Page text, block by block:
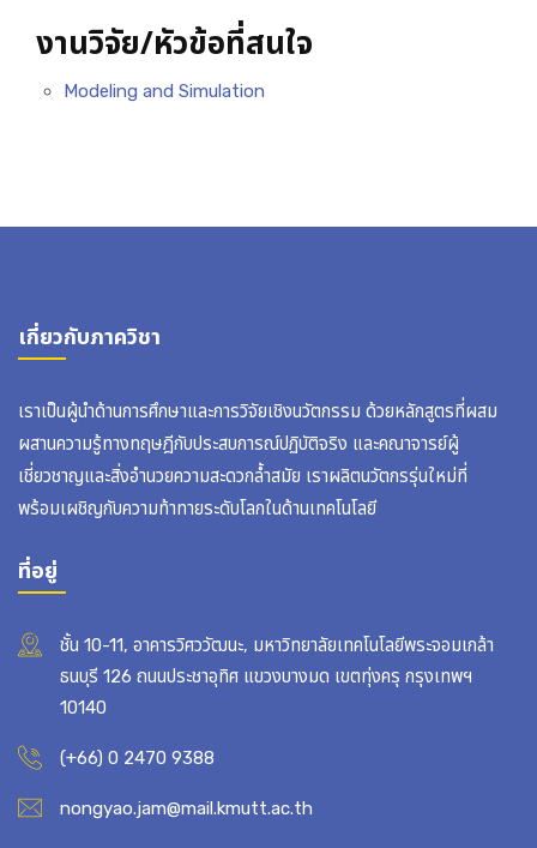
งานวิจัย/หัวข้อที่สนใจ
Modeling and Simulation
เกี่ยวกับภาควิชา
เราเป็นผู้นำด้านการศึกษาและการวิจัยเชิงนวัตกรรม ด้วยหลักสูตรที่ผสม
ผสานความรู้ทางทฤษฎีกับประสบการณ์ปฏิบัติจริง และคณาจารย์ผู้
เชี่ยวชาญและสิ่งอำนวยความสะดวกล้ำสมัย เราผลิตนวัตกรรุ่นใหม่ที่
พร้อมเผชิญกับความท้าทายระดับโลกในด้านเทคโนโลยี
ที่อยู่
ชั้น 10-11, อาคารวิศววัฒนะ, มหาวิทยาลัยเทคโนโลยีพระจอมเกล้า
ธนบุรี 126 ถนนประชาอุทิศ แขวงบางมด เขตทุ่งครุ กรุงเทพฯ
10140
(+66) 0 2470 9388
nongyao.jam@mail.kmutt.ac.th